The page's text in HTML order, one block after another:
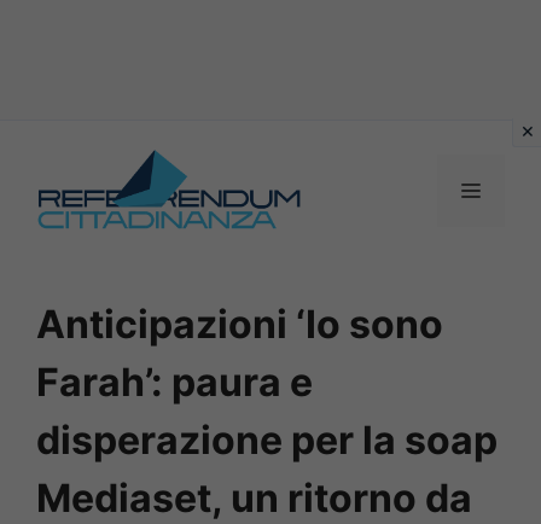
contenuto
MENU
Anticipazioni ‘Io sono
Farah’: paura e
disperazione per la soap
Mediaset, un ritorno da